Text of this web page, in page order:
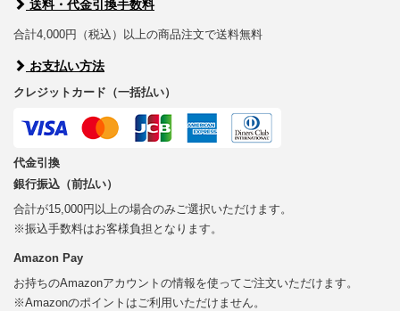
送料・代金引換手数料
合計4,000円（税込）以上の商品注文で送料無料
お支払い方法
クレジットカード（一括払い）
代金引換
銀行振込（前払い）
合計が15,000円以上の場合のみご選択いただけます。
※振込手数料はお客様負担となります。
Amazon Pay
お持ちのAmazonアカウントの情報を使ってご注文いただけます。
※Amazonのポイントはご利用いただけません。